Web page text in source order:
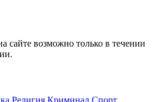
сайте возможно только в течении
Религия Криминал Спорт